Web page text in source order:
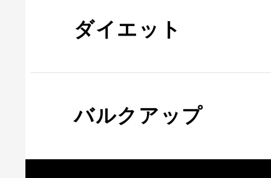
ダイエット
バルクアップ